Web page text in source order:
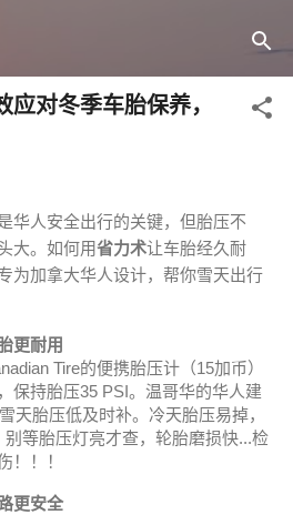
对冬季车胎保养，
华人安全出行的关键，但胎压不
大。如何用省力术让车胎经久耐
为加拿大华人设计，帮你雪天出行
更耐用
Tire的便携胎压计（15加币）
保持胎压35 PSI。温哥华的华人建
天胎压低及时补。冷天胎压易掉，
等胎压灯亮才查，轮胎磨损快...检
！！！
更安全